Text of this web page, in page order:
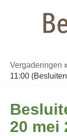
Vergaderingen
11:00
20 mei